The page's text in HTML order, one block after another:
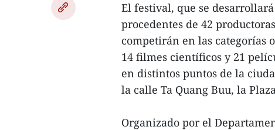
El festival, que se
procedentes de 42
competirán en las categorías
14 filmes científicos y 21
en distintos puntos de la
la calle Ta Quang Buu, la
Organizado por el